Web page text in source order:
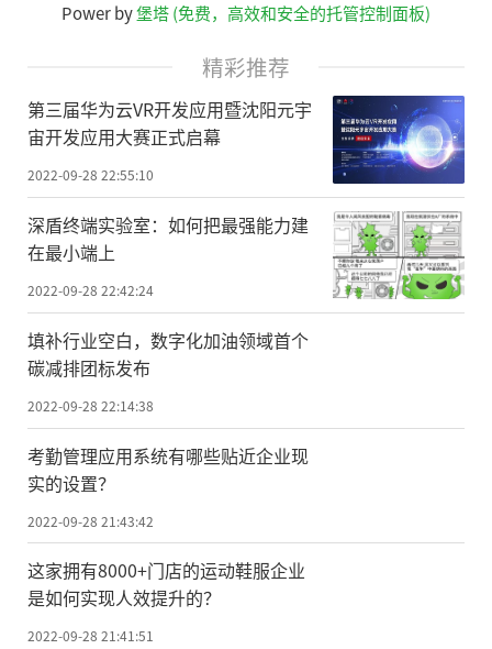
Power by堡塔 (免费，高效和安全的托管控制面板)
精彩推荐
第三届华为云VR开发应用暨沈阳元宇
宙开发应用大赛正式启幕
2022-09-28 22:55:10
深盾终端实验室：如何把最强能力建
在最小端上
2022-09-28 22:42:24
填补行业空白，数字化加油领域首个
碳减排团标发布
2022-09-28 22:14:38
考勤管理应用系统有哪些贴近企业现
实的设置？
2022-09-28 21:43:42
这家拥有8000+门店的运动鞋服企业
是如何实现人效提升的？
2022-09-28 21:41:51